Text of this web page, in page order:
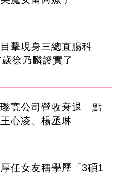
擊現身三總直腸科
徐乃麟證實了
寬公司營收衰退 點
心凌、楊丞琳
任女友稱學歷「3碩1